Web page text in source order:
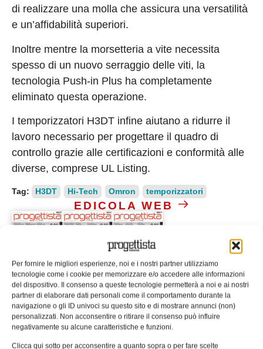
Per fornire le migliori esperienze, noi e i nostri partner utilizziamo
tecnologie come i cookie per memorizzare e/o accedere alle informazioni
del dispositivo. Il consenso a queste tecnologie permetterà a noi e ai nostri
partner di elaborare dati personali come il comportamento durante la
navigazione o gli ID univoci su questo sito e di mostrare annunci (non)
personalizzati. Non acconsentire o ritirare il consenso può influire
negativamente su alcune caratteristiche e funzioni.
Clicca qui sotto per acconsentire a quanto sopra o per fare scelte
di realizzare una molla che assicura una versatilità
e un’affidabilità superiori.
Inoltre mentre la morsetteria a vite necessita
spesso di un nuovo serraggio delle viti, la
tecnologia Push-in Plus ha completamente
eliminato questa operazione.
I temporizzatori H3DT infine aiutano a ridurre il
lavoro necessario per progettare il quadro di
controllo grazie alle certificazioni e conformità alle
diverse, comprese UL Listing.
Tag: H3DT Hi-Tech Omron temporizzatori
EDICOLA WEB
ISCRIVITI ALLA NEWSLETTER